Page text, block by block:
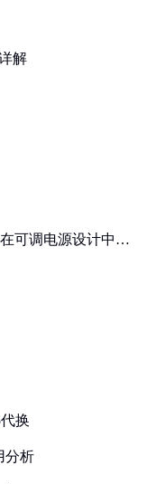
解
可调电源设计中的
换
分析